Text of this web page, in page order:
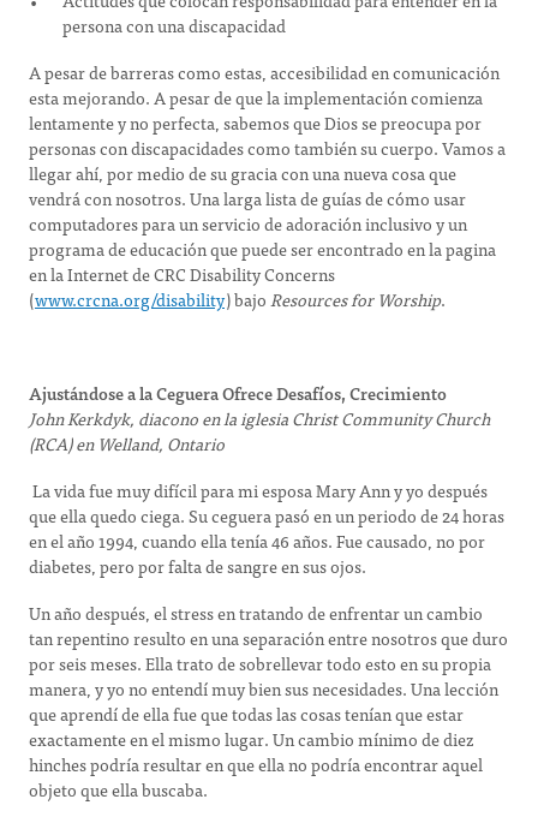
persona con una discapacidad
A pesar de barreras como estas, accesibilidad en comunicación
esta mejorando. A pesar de que la implementación comienza
lentamente y no perfecta, sabemos que Dios se preocupa por
personas con discapacidades como también su cuerpo. Vamos a
llegar ahí, por medio de su gracia con una nueva cosa que
vendrá con nosotros. Una larga lista de guías de cómo usar
computadores para un servicio de adoración inclusivo y un
programa de educación que puede ser encontrado en la pagina
en la Internet de CRC Disability Concerns
(www.crcna.org/disability) bajoResources for Worship.
Ajustándose a la Ceguera Ofrece Desafíos, Crecimiento
John Kerkdyk, diacono en la iglesiaChrist Community Church
(RCA) en Welland, Ontario
La vida fue muy difícil para mi esposa Mary Ann y yo después
que ella quedo ciega. Su ceguera pasó en un periodo de 24 horas
en el año 1994, cuando ella tenía 46 años. Fue causado, no por
diabetes, pero por falta de sangre en sus ojos.
Un año después, el stress en tratando de enfrentar un cambio
tan repentino resulto en una separación entre nosotros que duro
por seis meses. Ella trato de sobrellevar todo esto en su propia
manera, y yo no entendí muy bien sus necesidades. Una lección
que aprendí de ella fue que todas las cosas tenían que estar
exactamente en el mismo lugar. Un cambio mínimo de diez
hinches podría resultar en que ella no podría encontrar aquel
objeto que ella buscaba.